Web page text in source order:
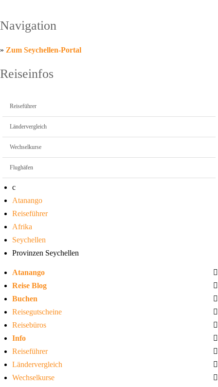
Navigation
» Zum Seychellen-Portal
Reiseinfos
Reiseführer
Ländervergleich
Wechselkurse
Flughäfen
Atanango
Reiseführer
Afrika
Seychellen
Provinzen Seychellen
Atanango
Reise Blog
Buchen
Reisegutscheine
Reisebüros
Info
Reiseführer
Ländervergleich
Wechselkurse